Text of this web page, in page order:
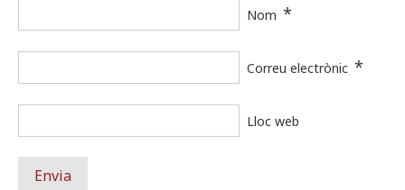
Nom *
Correu electrònic *
Lloc web